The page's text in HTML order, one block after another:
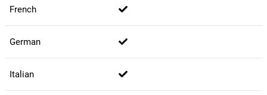
French
German
Italian